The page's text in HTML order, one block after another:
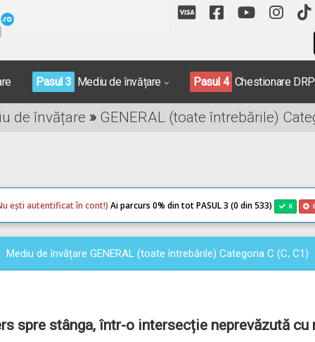
Pasul 3 Mediu de învățare Pasul 4 Chestionare
de învățare »GENERAL (toate întrebările)
ești autentificat în cont!) Ai parcurs 0% din tot PASUL 3 (0 din 533) 0 0
Mediu de învățare GENERAL (toate întrebările) Categoria C (C, C1)
spre stânga, într-o intersecție neprevăzută cu